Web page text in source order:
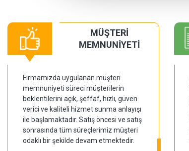
MÜŞTERİ
MEMNUNİYETİ
Firmamızda uygulanan müşteri
memnuniyeti süreci müşterilerin
beklentilerini açık, şeffaf, hızlı, güven
verici ve kaliteli hizmet sunma anlayışı
ile başlamaktadır. Satış öncesi ve satış
sonrasında tüm süreçlerimiz müşteri
odaklı bir şekilde devam etmektedir.